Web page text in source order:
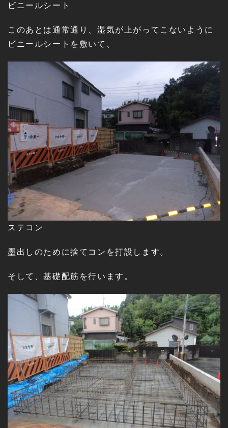
ビニールシート
このあとは通常通り、湿気が上がってこないように
ビニールシートを敷いて、
ステコン
墨出しのために捨てコンを打設します。
そして、基礎配筋を行います。